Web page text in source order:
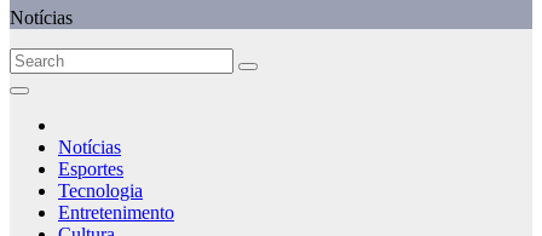
Notícias
Notícias
Esportes
Tecnologia
Entretenimento